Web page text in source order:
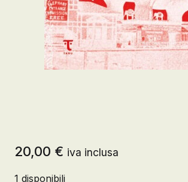
20,00 € iva inclusa
1 disponibili